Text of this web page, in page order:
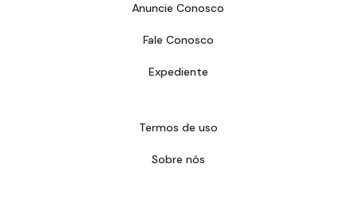
Anuncie Conosco
Fale Conosco
Expediente
Termos de uso
Sobre nós